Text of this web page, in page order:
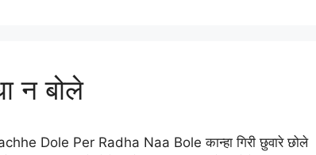
न बोले
Dole Per Radha Naa Bole कान्हा गिरी छुवारे छोले